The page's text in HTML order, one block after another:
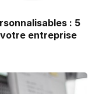
: 5
entreprise